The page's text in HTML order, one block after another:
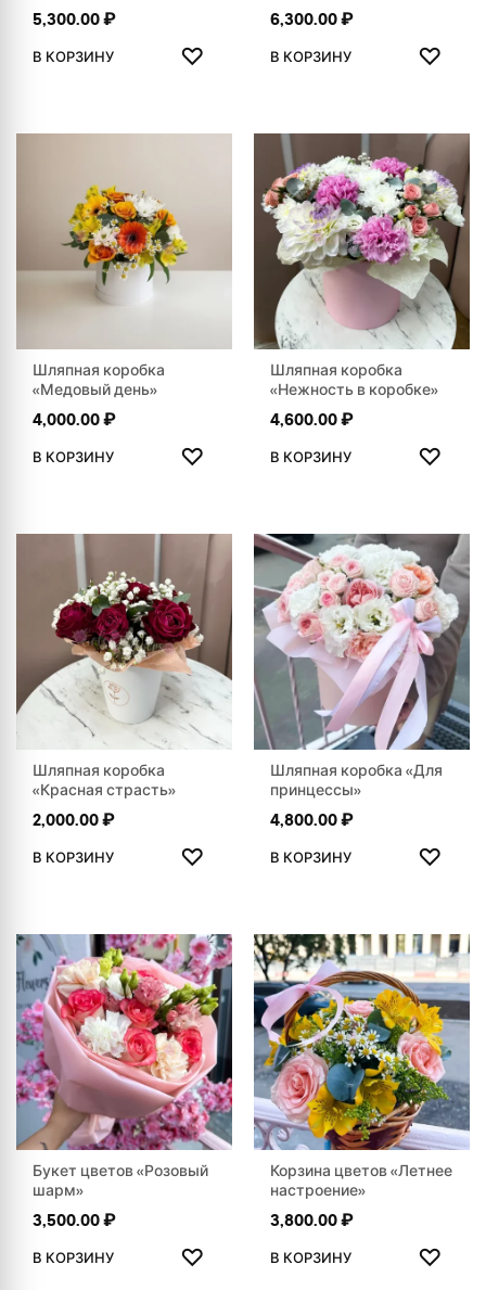
5,300.00₽
В КОРЗИНУ ♡
ДОБАВИТЬ В ИЗБРАННОЕ
6,300.00₽
В КОРЗИНУ ♡
Шляпная коробка
«Медовый день»
4,000.00₽
В КОРЗИНУ ♡
ДОБАВИТЬ В ИЗБРАННОЕ
Шляпная коробка
«Нежность в коробке»
4,600.00₽
В КОРЗИНУ ♡
Шляпная коробка
«Красная страсть»
2,000.00₽
В КОРЗИНУ ♡
ДОБАВИТЬ В ИЗБРАННОЕ
Шляпная коробка «Для
принцессы»
4,800.00₽
В КОРЗИНУ ♡
Букет цветов «Розовый
шарм»
3,500.00₽
В КОРЗИНУ ♡
ДОБАВИТЬ В ИЗБРАННОЕ
Корзина цветов «Летнее
настроение»
3,800.00₽
В КОРЗИНУ ♡